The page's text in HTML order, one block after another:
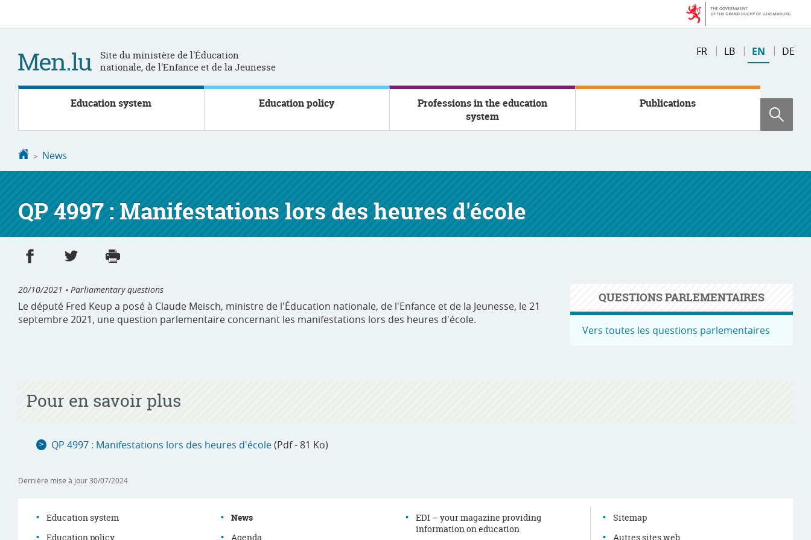
Site du ministère de l'Éducation
nationale, de l'Enfance et de la Jeunesse
Changer
FR LB EN DE
Education system Education policy
Professions in the education
system
Publications
Homepage
News
QP 4997 : Manifestations lors des heures d'école
Share on Facebook
Share on Twitter
20/10/2021 • Parliamentary questions
Le député Fred Keup a posé à Claude Meisch, ministre de l'Éducation nationale, de l'Enfance et de la Jeunesse, le 21
septembre 2021, une question parlementaire concernant les manifestations lors des heures d'école.
QUESTIONS PARLEMENTAIRES
Vers toutes les questions parlementaires
Pour en savoir plus
QP 4997 : Manifestations lors des heures d'école(Pdf - 81 Ko)
Dernière mise à jour30/07/2024
Education system
Education policy
News
Agenda
EDI – your magazine providing
information on education
Sitemap
Autres sites web